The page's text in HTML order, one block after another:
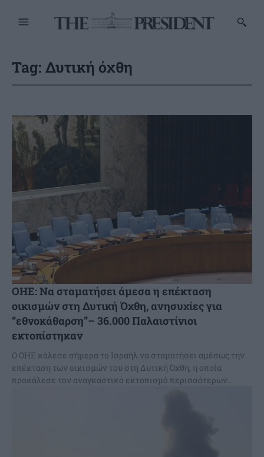
Tag: Δυτική όχθη
ΟΗΕ: Να σταματήσει άμεσα η επέκταση
οικισμών στη Δυτική Όχθη, ανησυχίες για
“εθνοκάθαρση”– 36.000 Παλαιστίνιοι
εκτοπίστηκαν
Ο ΟΗΕ κάλεσε σήμερα το Ισραήλ να σταματήσει αμέσως την
επέκταση των οικισμών του στη Δυτική Όχθη, η οποία
προκάλεσε τον αναγκαστικό εκτοπισμό περισσότερων...